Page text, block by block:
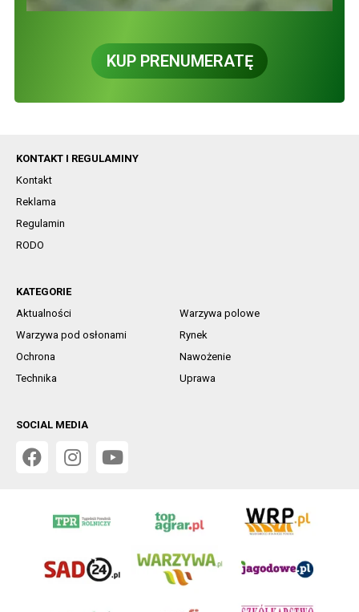
KUP PRENUMERATĘ
KONTAKT I REGULAMINY
Kontakt
Reklama
Regulamin
RODO
KATEGORIE
Aktualności
Warzywa polowe
Warzywa pod osłonami
Rynek
Ochrona
Nawożenie
Technika
Uprawa
SOCIAL MEDIA